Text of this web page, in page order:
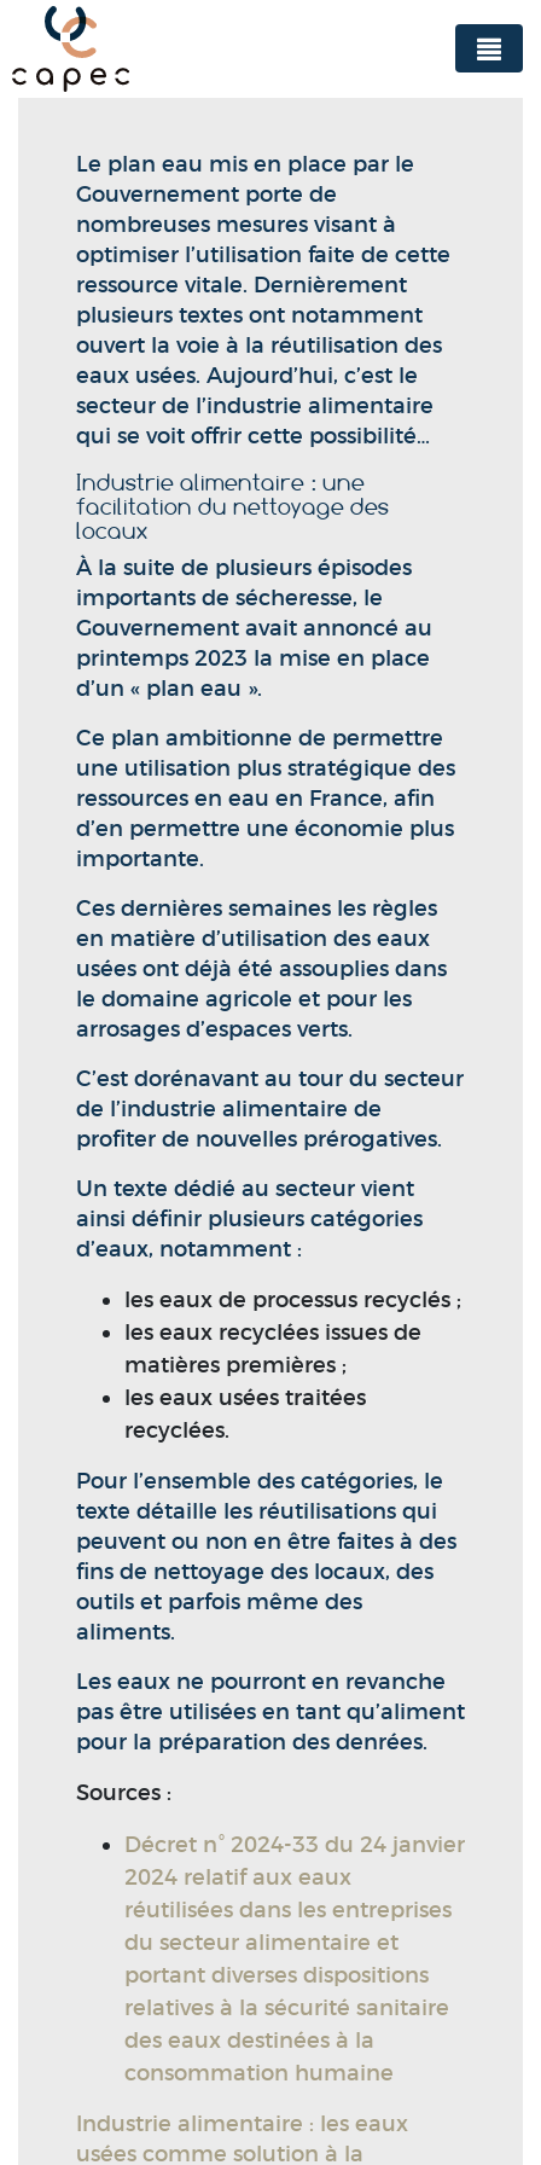
Panneau de gestion des cookies
Le plan eau mis en place par le
Gouvernement porte de
nombreuses mesures visant à
optimiser l’utilisation faite de cette
ressource vitale. Dernièrement
plusieurs textes ont notamment
ouvert la voie à la réutilisation des
eaux usées. Aujourd’hui, c’est le
secteur de l’industrie alimentaire
qui se voit offrir cette possibilité…
Industrie alimentaire : une
facilitation du nettoyage des
locaux
À la suite de plusieurs épisodes
importants de sécheresse, le
Gouvernement avait annoncé au
printemps 2023 la mise en place
d’un « plan eau ».
Ce plan ambitionne de permettre
une utilisation plus stratégique des
ressources en eau en France, afin
d’en permettre une économie plus
importante.
Ces dernières semaines les règles
en matière d’utilisation des eaux
usées ont déjà été assouplies dans
le domaine agricole et pour les
arrosages d’espaces verts.
C’est dorénavant au tour du secteur
de l’industrie alimentaire de
profiter de nouvelles prérogatives.
Un texte dédié au secteur vient
ainsi définir plusieurs catégories
d’eaux, notamment :
les eaux de processus recyclés ;
les eaux recyclées issues de
matières premières ;
les eaux usées traitées
recyclées.
Pour l’ensemble des catégories, le
texte détaille les réutilisations qui
peuvent ou non en être faites à des
fins de nettoyage des locaux, des
outils et parfois même des
aliments.
Les eaux ne pourront en revanche
pas être utilisées en tant qu’aliment
pour la préparation des denrées.
Sources :
Décret n° 2024-33 du 24 janvier
2024 relatif aux eaux
réutilisées dans les entreprises
du secteur alimentaire et
portant diverses dispositions
relatives à la sécurité sanitaire
des eaux destinées à la
consommation humaine
Industrie alimentaire : les eaux
usées comme solution à la